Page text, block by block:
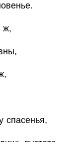
ж,
спасенья,